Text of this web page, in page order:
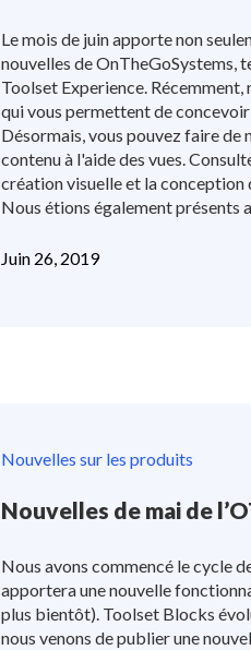
Le mois de juin apporte non
nouvelles de OnTheGoSystems,
Toolset Experience. Récemment,
qui vous permettent de
Désormais, vous pouvez faire de
contenu à l'aide des vues.
création visuelle et la conception
Nous étions également présents
Juin 26, 2019
Nouvelles sur les produits
Nouvelles de mai de
Nous avons commencé le cycle
apportera une nouvelle
plus bientôt). Toolset Blocks
nous venons de publier une